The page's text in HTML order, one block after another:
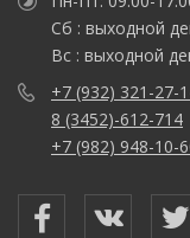
Сб : выходной
Вс : выходной
+7 (932) 321-27-
8 (3452)-612-714
+7 (982) 948-10-